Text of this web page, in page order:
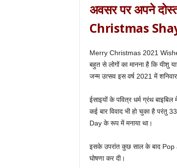
अवसर पर अपने
Christmas
Merry Christmas 2021
बहुत से लोगों का मानना है कि यीशु
जन्म उत्सव इस वर्ष 2021 में
ईसाइयों के पवित्र धर्म ग्रंथ
कई बार विवाद भी हो चुका है परंतु
Day के रूप में मनाया था।
इसके उपरांत कुछ साल के बाद Pop
घोषणा कर दी।